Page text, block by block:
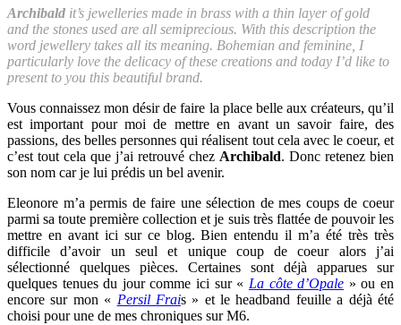
Archibald it’s jewelleries made in brass with a thin layer of gold
and the stones used are all semiprecious. With this description the
word jewellery takes all its meaning. Bohemian and feminine, I
particularly love the delicacy of these creations and today I’d like to
present to you this beautiful brand.
Vous connaissez mon désir de faire la place belle aux créateurs, qu’il
est important pour moi de mettre en avant un savoir faire, des
passions, des belles personnes qui réalisent tout cela avec le coeur, et
c’est tout cela que j’ai retrouvé chez Archibald. Donc retenez bien
son nom car je lui prédis un bel avenir.
Eleonore m’a permis de faire une sélection de mes coups de coeur
parmi sa toute première collection et je suis très flattée de pouvoir les
mettre en avant ici sur ce blog. Bien entendu il m’a été très très
difficile d’avoir un seul et unique coup de coeur alors j’ai
sélectionné quelques pièces. Certaines sont déjà apparues sur
quelques tenues du jour comme ici sur « La côte d’Opale » ou en
encore sur mon « Persil Frais » et le headband feuille a déjà été
choisi pour une de mes chroniques sur M6.